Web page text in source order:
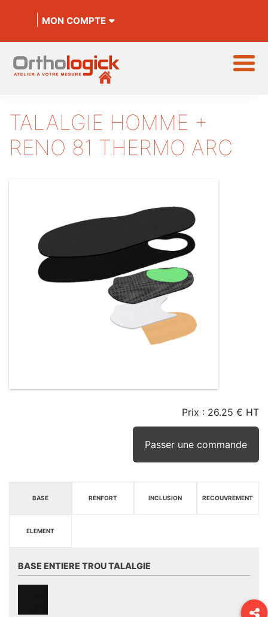
MON COMPTE
TALALGIE HOMME +
RENO 81 THERMO ARC
STOCK
Prix : 26.25 € HT
Passer une commande
BASE RENFORT INCLUSION RECOUVREMENT
ELEMENT
BASE ENTIERE TROU TALALGIE